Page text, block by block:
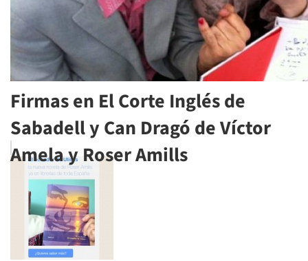
Firmas en El Corte Inglés de
Sabadell y Can Dragó de Víctor
Amela y Roser Amills